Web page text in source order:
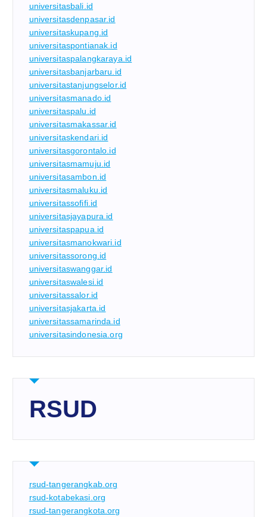
universitasbali.id
universitasdenpasar.id
universitaskupang.id
universitaspontianak.id
universitaspalangkaraya.id
universitasbanjarbaru.id
universitastanjungselor.id
universitasmanado.id
universitaspalu.id
universitasmakassar.id
universitaskendari.id
universitasgorontalo.id
universitasmamuju.id
universitasambon.id
universitasmaluku.id
universitassofifi.id
universitasjayapura.id
universitaspapua.id
universitasmanokwari.id
universitassorong.id
universitaswanggar.id
universitaswalesi.id
universitassalor.id
universitasjakarta.id
universitassamarinda.id
universitasindonesia.org
RSUD
rsud-tangerangkab.org
rsud-kotabekasi.org
rsud-tangerangkota.org